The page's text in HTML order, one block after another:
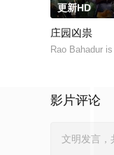
更新HD
庄园凶祟
Rao Bahadur
影片评论